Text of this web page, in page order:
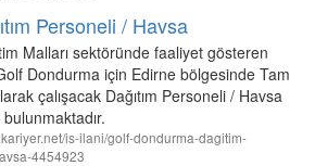
Personeli / Havsa
Malları sektöründe faaliyet gösteren
Dondurma için Edirne bölgesinde Tam
çalışacak Dağıtım Personeli / Havsa
bulunmaktadır.
is-ilani/golf-dondurma-dagitim-
4454923